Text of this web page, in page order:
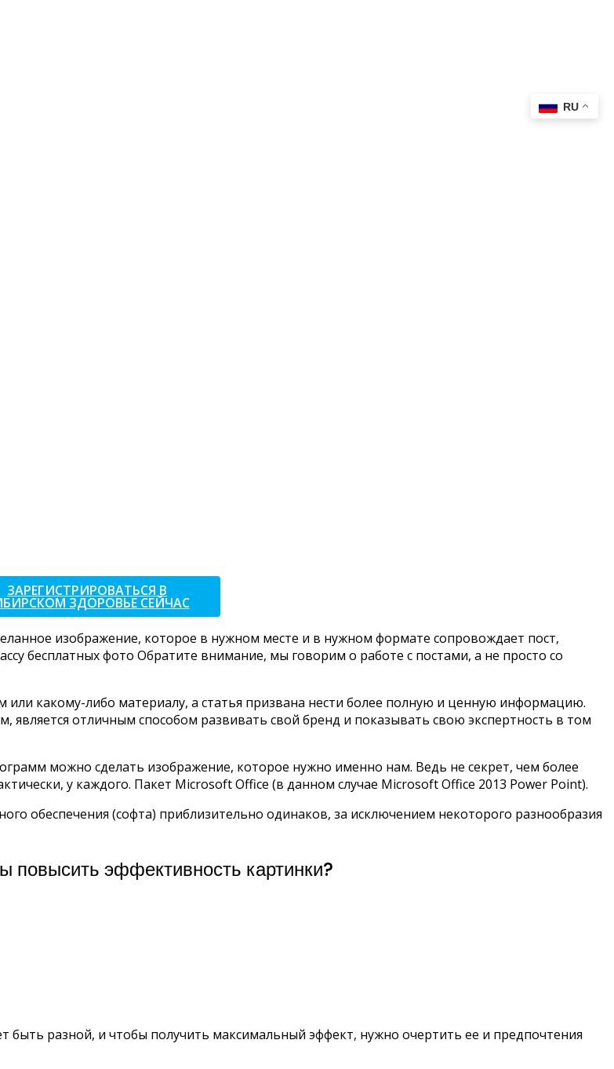
ЗАРЕГИСТРИРОВАТЬСЯ В
ЗДОРОВЬЕ СЕЙЧАС
изображение, которое в нужном месте и в нужном формате сопровождает пост,
бесплатных фото Обратите внимание, мы говорим о работе с постами, а не просто со
какому-либо материалу, а статья призвана нести более полную и ценную информацию.
является отличным способом развивать свой бренд и показывать свою экспертность в том
можно сделать изображение, которое нужно именно нам. Ведь не секрет, чем более
у каждого. Пакет Microsoft Office (в данном случае Microsoft Office 2013 Power Point).
обеспечения (софта) приблизительно одинаков, за исключением некоторого разнообразия
повысить эффективность картинки?
разной, и чтобы получить максимальный эффект, нужно очертить ее и предпочтения